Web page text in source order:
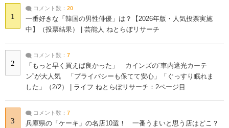
1
コメント数： 20
一番好きな「韓国の男性俳優」は？【2026年版・人気投票実施
中】（投票結果） | 芸能人 ねとらぼリサーチ
2
コメント数： 7
「もっと早く買えば良かった」 カインズの“車内遮光カーテ
ン”が大人気 「プライバシーも保てて安心」「ぐっすり眠れま
した」（2/2） | ライフ ねとらぼリサーチ：2ページ目
3
コメント数： 7
兵庫県の「ケーキ」の名店10選！ 一番うまいと思う店はどこ？